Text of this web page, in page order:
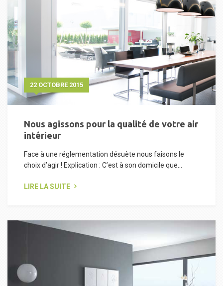
22 OCTOBRE 2015
Nous agissons pour la qualité de votre air
intérieur
Face à une réglementation désuète nous faisons le
choix d’agir ! Explication : C’est à son domicile que...
LIRE LA SUITE